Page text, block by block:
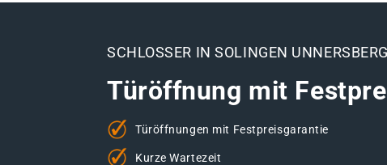
SCHLOSSER IN SOLINGEN UNNERSBERG
Türöffnung mit
Türöffnungen mit Festpreisgarantie
Kurze Wartezeit